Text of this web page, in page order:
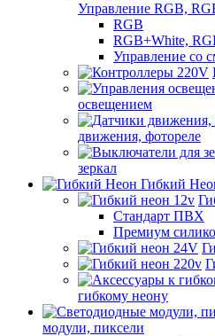
Управление RGB,
RGB
RGB+White,
Управление со
освещением
движения, фотореле
зеркал
Гибкий
Стандарт ПВХ
Премиум
гибкому неону
модули, пиксели